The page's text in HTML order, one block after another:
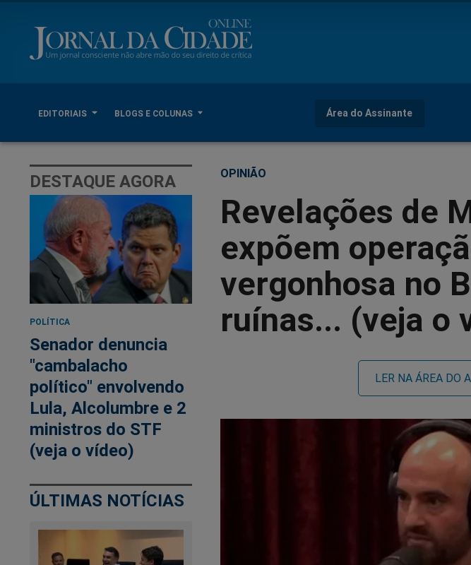
EDITORIAIS BLOGS E COLUNAS Área do Assinante
DESTAQUE AGORA
POLÍTICA
Senador denuncia
"cambalacho
político" envolvendo
Lula, Alcolumbre e 2
ministros do STF
(veja o vídeo)
ÚLTIMAS NOTÍCIAS
OPINIÃO
Revelações de
expõem
vergonhosa no
ruínas... (veja o
LER NA ÁREA DO